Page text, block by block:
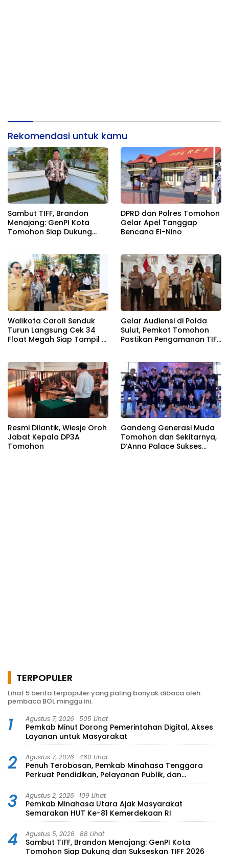
Rekomendasi untuk kamu
Sambut TIFF, Brandon
Menajang: ​GenPI Kota
Tomohon Siap Dukung
DPRD dan Polres Tomohon
Gelar Apel Tanggap
Bencana El-Nino
Walikota Caroll Senduk
Turun Langsung Cek 34
Float Megah Siap Tampil di
Gelar Audiensi di Polda
Sulut, Pemkot Tomohon
Pastikan Pengamanan TIFF
Resmi Dilantik, Wiesje Oroh
Jabat Kepala DP3A
Tomohon
Gandeng Generasi Muda
Tomohon dan Sekitarnya,
D’Anna Palace Sukses
TERPOPULER
Lihat 5 berita terpopuler yang paling banyak dibaca oleh
pembaca BOL minggu ini.
1 Agustus 7, 2026 505 Lihat
Pemkab Minut Dorong Pemerintahan Digital, Akses
Layanan untuk Masyarakat
2 Agustus 7, 2026 460 Lihat
Penuh Terobosan, Pemkab Minahasa Tenggara
Perkuat Pendidikan, Pelayanan Publik, dan
Kesehatan
3 Agustus 2, 2026 109 Lihat
Pemkab Minahasa Utara Ajak Masyarakat
Semarakan HUT Ke-81 Kemerdekaan RI
4 Agustus 5, 2026 88 Lihat
Sambut TIFF, Brandon Menajang: ​GenPI Kota
Tomohon Siap Dukung dan Sukseskan TIFF 2026